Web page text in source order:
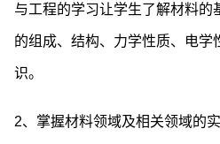
与工程的学习让学生了解材料的
的组成、结构、力学性质、电学
识。
2、掌握材料领域及相关领域的